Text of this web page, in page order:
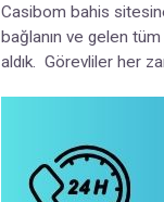
Casibom bahis
bağlanın ve gelen
aldık. Görevliler her